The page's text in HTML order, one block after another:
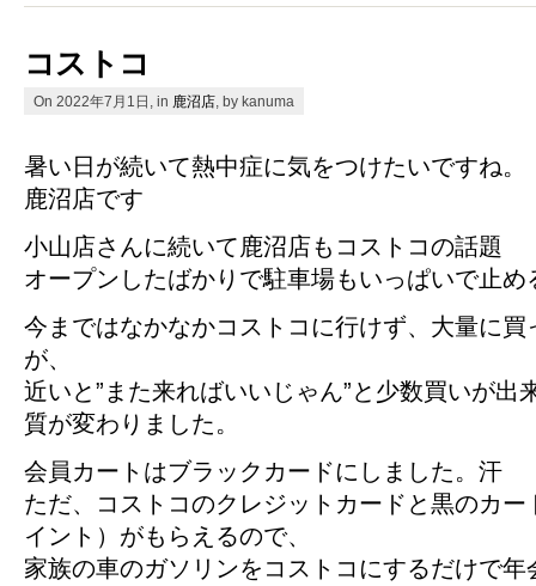
コストコ
On 2022年7月1日, in 鹿沼店 , by kanuma
暑い日が続いて熱中症に気をつけたいですね。
鹿沼店です
小山店さんに続いて鹿沼店もコストコの話題
オープンしたばかりで駐車場もいっぱいで止め
今まではなかなかコストコに行けず、大量に
が、
近いと”また来ればいいじゃん”と少数買いが出
質が変わりました。
会員カートはブラックカードにしました。汗
ただ、コストコのクレジットカードと黒のカ
イント）がもらえるので、
家族の車のガソリンをコストコにするだけで